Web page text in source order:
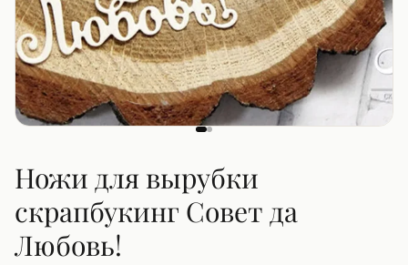
Ножи для вырубки
скрапбукинг Совет да
Любовь!